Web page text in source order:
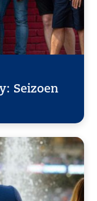
Seizoen